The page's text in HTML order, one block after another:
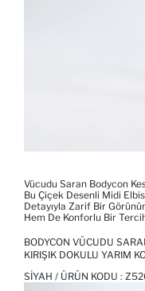
Vücudu Saran Bodycon
Bu Çiçek Desenli Midi
Detayıyla Zarif Bir
Hem De Konforlu Bir
BODYCON VÜCUDU
KIRIŞIK DOKULU YARIM
SIYAH / ÜRÜN KODU :